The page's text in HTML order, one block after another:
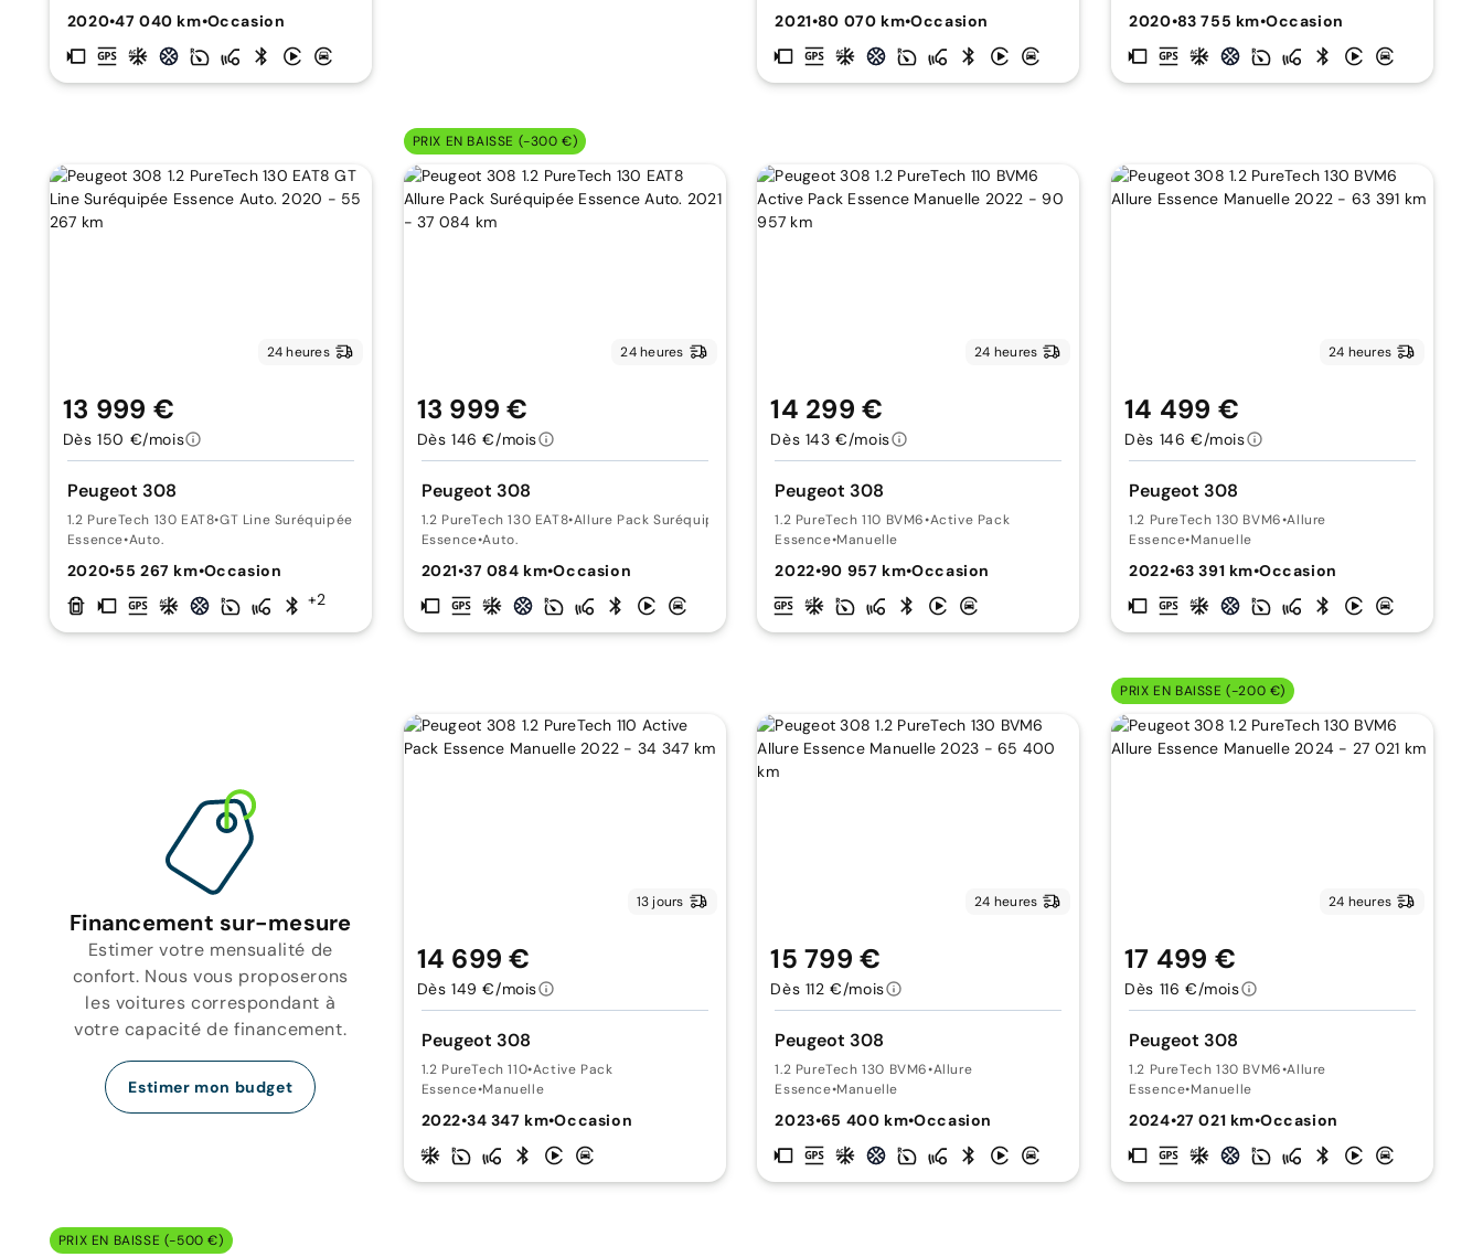
2020•47 040 km•Occasion 2021•80 070 km•Occasion 2020•83 755 km•Occasion
24 heures
Peugeot 308
1.2 PureTech 130 EAT8•GT Line Suréquipée
Essence•Auto.
2020•55 267 km•Occasion
+2
13 999 €
Dès 150 €/mois
PRIX EN BAISSE (-300 €)
24 heures
Peugeot 308
1.2 PureTech 130 EAT8•Allure Pack Suréquipée
Essence•Auto.
2021•37 084 km•Occasion
13 999 €
Dès 146 €/mois
24 heures
Peugeot 308
1.2 PureTech 110 BVM6•Active Pack
Essence•Manuelle
2022•90 957 km•Occasion
14 299 €
Dès 143 €/mois
24 heures
Peugeot 308
1.2 PureTech 130 BVM6•Allure
Essence•Manuelle
2022•63 391 km•Occasion
14 499 €
Dès 146 €/mois
Financement sur-mesure
Estimer votre mensualité de
confort. Nous vous proposerons
les voitures correspondant à
votre capacité de financement.
Estimer mon budget
13 jours
Peugeot 308
1.2 PureTech 110•Active Pack
Essence•Manuelle
2022•34 347 km•Occasion
14 699 €
Dès 149 €/mois
24 heures
Peugeot 308
1.2 PureTech 130 BVM6•Allure
Essence•Manuelle
2023•65 400 km•Occasion
15 799 €
Dès 112 €/mois
PRIX EN BAISSE (-200 €)
24 heures
Peugeot 308
1.2 PureTech 130 BVM6•Allure
Essence•Manuelle
2024•27 021 km•Occasion
17 499 €
Dès 116 €/mois
PRIX EN BAISSE (-500 €)